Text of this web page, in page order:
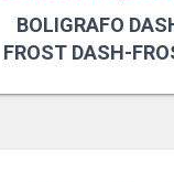
BOLIGRAFO
FROST DASH-